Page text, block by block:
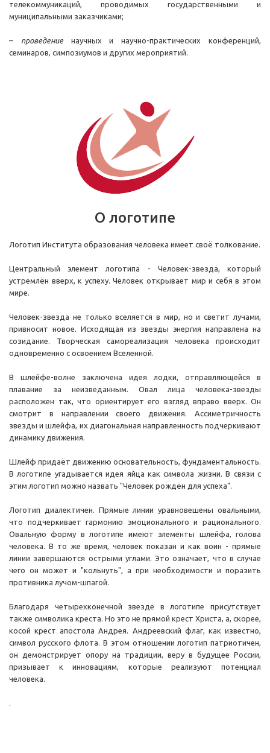
телекоммуникаций, проводимых государственными и
муниципальными заказчиками;
– проведениенаучных и научно-практических конференций,
семинаров, симпозиумов и других мероприятий.
О логотипе
Логотип Института образования человека имеет своё толкование.
Центральный элемент логотипа - Человек-звезда, который
устремлён вверх, к успеху. Человек открывает мир и себя в этом
мире.
Человек-звезда не только вселяется в мир, но и светит лучами,
привносит новое. Исходящая из звезды энергия направлена на
созидание. Творческая самореализация человека происходит
одновременно с освоением Вселенной.
В шлейфе-волне заключена идея лодки, отправляющейся в
плавание за неизведанным. Овал лица человека-звезды
расположен так, что ориентирует его взгляд вправо вверх. Он
смотрит в направлении своего движения. Ассиметричность
звезды и шлейфа, их диагональная направленность подчеркивают
динамику движения.
Шлейф придаёт движению основательность, фундаментальность.
В логотипе угадывается идея яйца как символа жизни. В связи с
этим логотип можно назвать "Человек рождён для успеха".
Логотип диалектичен. Прямые линии уравновешены овальными,
что подчеркивает гармонию эмоционального и рационального.
Овальную форму в логотипе имеют элементы шлейфа, голова
человека. В то же время, человек показан и как воин - прямые
линии завершаются острыми углами. Это означает, что в случае
чего он может и "кольнуть", а при необходимости и поразить
противника лучом-шпагой.
Благодаря четырехконечной звезде в логотипе присутствует
также символика креста. Но это не прямой крест Христа, а, скорее,
косой крест апостола Андрея. Андреевский флаг, как известно,
символ русского флота. В этом отношении логотип патриотичен,
он демонстрирует опору на традиции, веру в будущее России,
призывает к инновациям, которые реализуют потенциал
человека.
.